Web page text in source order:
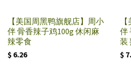
【美国周黑鸭旗舰店】周小
伴 骨香辣子鸡100g 休闲麻
辣零食
$ 6.26
伴
装
$